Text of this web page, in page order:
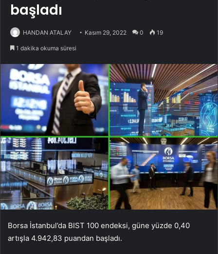
başladı
HANDAN ATALAY Kasım 29, 2022 0 19
1 dakika okuma süresi
Borsa İstanbul’da BIST 100 endeksi, güne yüzde 0,40
artışla 4.942,83 puandan başladı.